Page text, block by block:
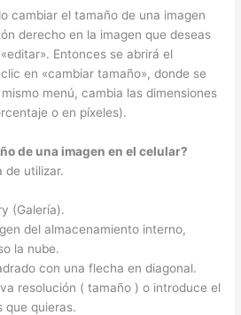
cambiar el tamaño de una imagen
derecho en la imagen que deseas
Entonces se abrirá el
en «cambiar tamaño», donde se
menú, cambia las dimensiones
o en píxeles).
de una imagen en el celular?
de utilizar.
(Galería).
del almacenamiento interno,
la nube.
con una flecha en diagonal.
resolución ( tamaño ) o introduce el
que quieras.